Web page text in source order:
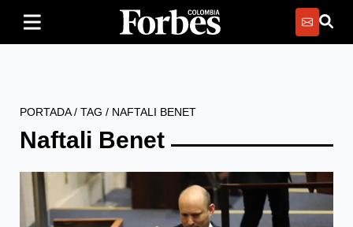
PORTADA/ TAG / NAFTALI BENET
Naftali Benet